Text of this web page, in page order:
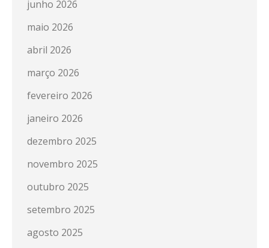
junho 2026
maio 2026
abril 2026
março 2026
fevereiro 2026
janeiro 2026
dezembro 2025
novembro 2025
outubro 2025
setembro 2025
agosto 2025